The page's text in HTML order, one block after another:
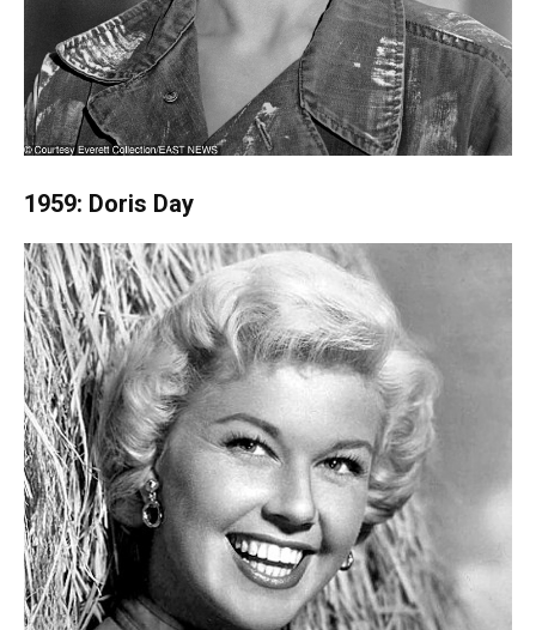
1959: Doris Day